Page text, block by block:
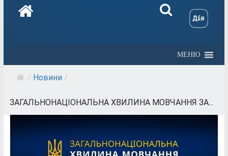
МЕНЮ
/ Новини /
ЗАГАЛЬНОНАЦІОНАЛЬНА ХВИЛИНА МОВЧАННЯ ЗА...